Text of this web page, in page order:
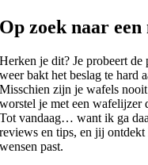
Op zoek naar
Herken je dit? Je probeert
weer bakt het beslag te hard
Misschien zijn je wafels
worstel je met een wafelijzer
Tot vandaag… want ik ga
reviews en tips, en jij
wensen past.